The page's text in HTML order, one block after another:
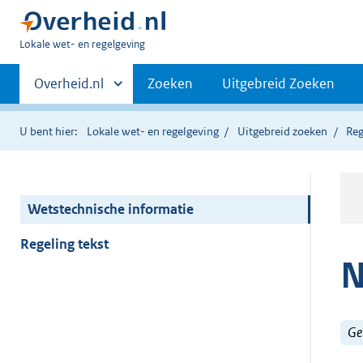
U
hier:
Lokale wet- en regelgeving
Primaire
navigatie
Andere
sites
binnen
Overheid.nl Zoeken Uitgebreid Zoeken
U bent hier: Lokale wet- en regelgeving Uitgebreid zoeken
Wetstechnische informatie
Regeling tekst